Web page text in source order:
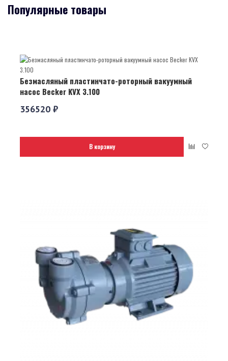
Популярные товары
Безмасляный пластинчато-роторный вакуумный
насос Becker KVX 3.100
356520 ₽
В корзину